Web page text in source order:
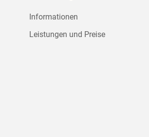
Informationen
Leistungen und Preise